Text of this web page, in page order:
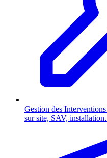
Gestion des Interventions
sur site, SAV,